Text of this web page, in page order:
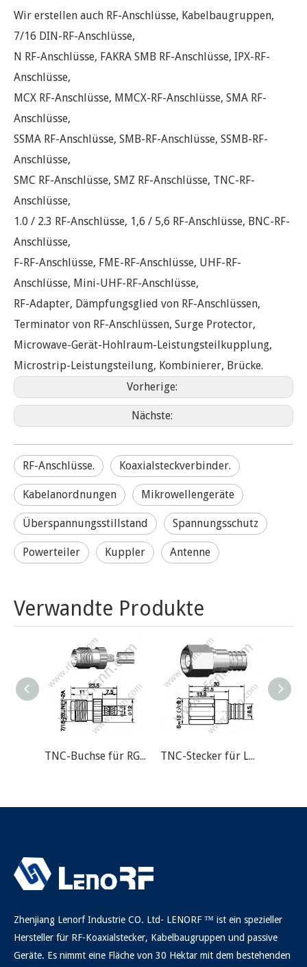
Wir erstellen auch RF-Anschlüsse, Kabelbaugruppen,
7/16 DIN-RF-Anschlüsse,
N RF-Anschlüsse, FAKRA SMB RF-Anschlüsse, IPX-RF-
Anschlüsse,
MCX RF-Anschlüsse, MMCX-RF-Anschlüsse, SMA RF-
Anschlüsse,
SSMA RF-Anschlüsse, SMB-RF-Anschlüsse, SSMB-RF-
Anschlüsse,
SMC RF-Anschlüsse, SMZ RF-Anschlüsse, TNC-RF-
Anschlüsse,
1.0 / 2.3 RF-Anschlüsse, 1,6 / 5,6 RF-Anschlüsse, BNC-RF-
Anschlüsse,
F-RF-Anschlüsse, FME-RF-Anschlüsse, UHF-RF-
Anschlüsse, Mini-UHF-RF-Anschlüsse,
RF-Adapter, Dämpfungsglied von RF-Anschlüssen,
Terminator von RF-Anschlüssen, Surge Protector,
Microwave-Gerät-Hohlraum-Leistungsteilkupplung,
Microstrip-Leistungsteilung, Kombinierer, Brücke.
Vorherige:
Nächste:
RF-Anschlüsse. Koaxialsteckverbinder.
Kabelanordnungen Mikrowellengeräte
Überspannungsstillstand Spannungsschutz
Powerteiler Kuppler Antenne
Verwandte Produkte
TNC-Buchse für RG58 RF-Anschluss TNC-Stecker für LMR240 RF-Anschluss
Zhenjiang Lenorf Industrie CO. Ltd- LENORF ™ ist ein spezieller
Hersteller für RF-Koaxialstecker, Kabelbaugruppen und passive
Geräte. Es nimmt eine Fläche von 30 Hektar mit dem bestehenden